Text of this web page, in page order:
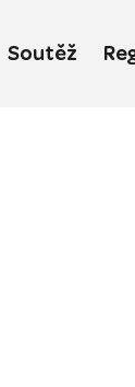
Soutěž